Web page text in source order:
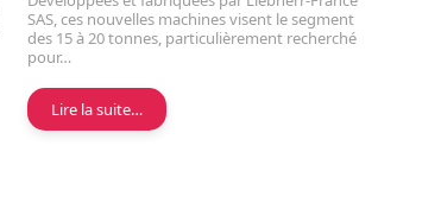
SAS, ces nouvelles machines visent le segment
des 15 à 20 tonnes, particulièrement recherché
pour…
Lire la suite…